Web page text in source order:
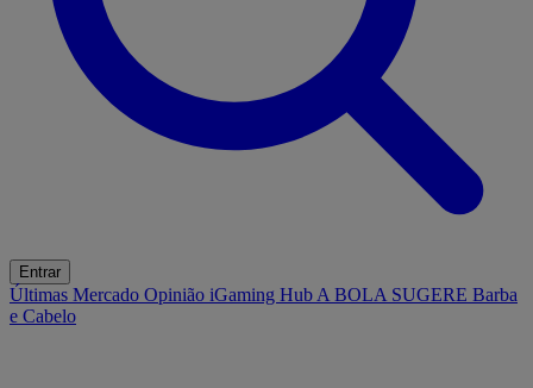
Entrar
Últimas Mercado Opinião iGaming Hub A BOLA SUGERE Barba
e Cabelo